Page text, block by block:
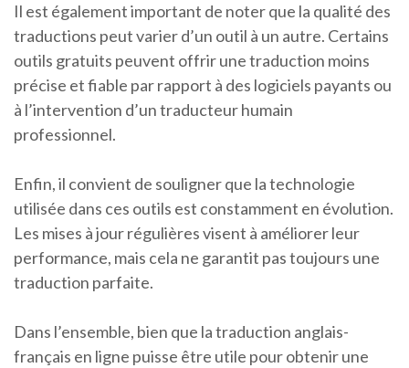
Il est également important de noter que la qualité des
traductions peut varier d’un outil à un autre. Certains
outils gratuits peuvent offrir une traduction moins
précise et fiable par rapport à des logiciels payants ou
à l’intervention d’un traducteur humain
professionnel.
Enfin, il convient de souligner que la technologie
utilisée dans ces outils est constamment en évolution.
Les mises à jour régulières visent à améliorer leur
performance, mais cela ne garantit pas toujours une
traduction parfaite.
Dans l’ensemble, bien que la traduction anglais-
français en ligne puisse être utile pour obtenir une